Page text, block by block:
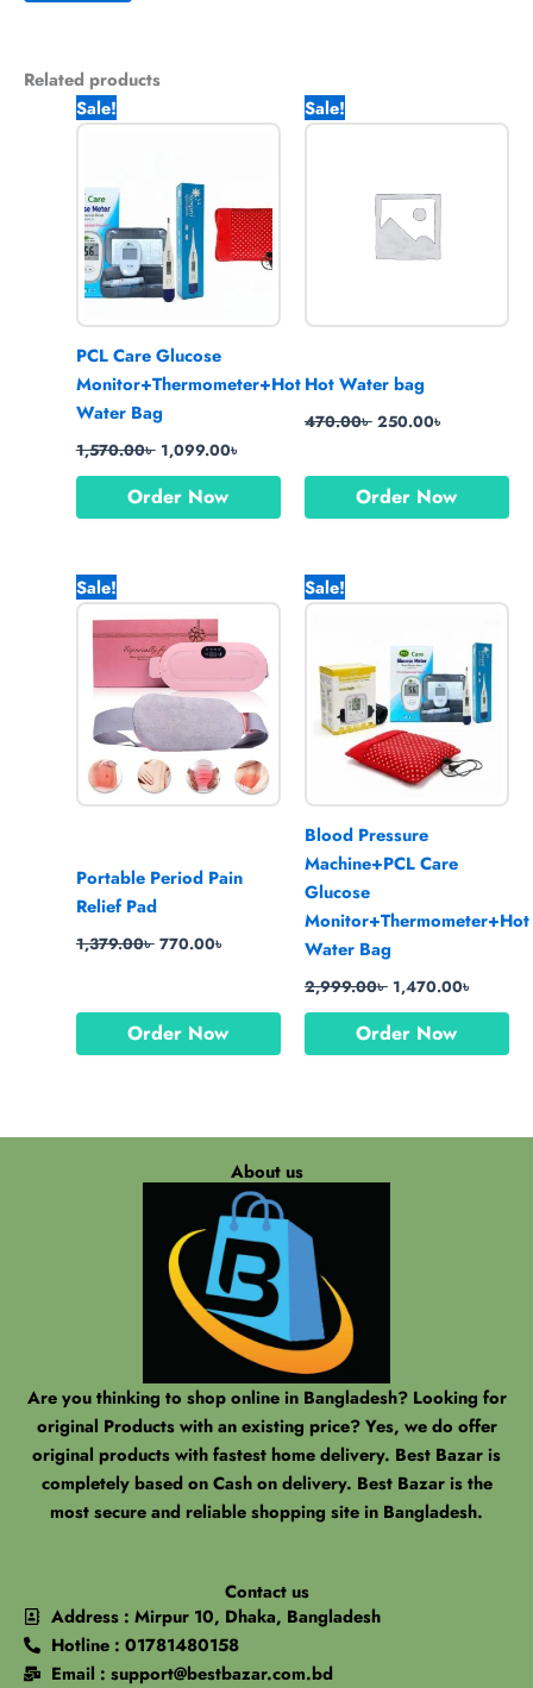
Related products
Sale!
PCL Care Glucose
Monitor+Thermometer+Hot
Water Bag
1,570.00৳
price
1,099.00৳
price
Order Now
Sale!
Hot Water bag
470.00৳
price
250.00৳
price
Order Now
Sale!
Portable Period Pain
Relief Pad
1,379.00৳
price
was:
1,379.00৳ .
770.00৳
price
770.00৳ .
Order Now
Sale!
Blood Pressure
Machine+PCL Care
Glucose
Monitor+Thermometer+Hot
Water Bag
2,999.00৳
price
2,999.00৳ .
1,470.00৳
price
Order Now
About us
Are you thinking to shop online in Bangladesh? Looking for
original Products with an existing price? Yes, we do offer
original products with fastest home delivery. Best Bazar is
completely based on Cash on delivery. Best Bazar is the
most secure and reliable shopping site in Bangladesh.
Contact us
Address : Mirpur 10, Dhaka, Bangladesh
Hotline : 01781480158
Email : support@bestbazar.com.bd